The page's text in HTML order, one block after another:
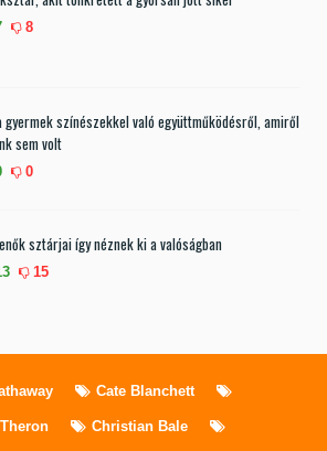
8
gyermek színészekkel való együttműködésről, amiről
sem volt
0
sztárjai így néznek ki a valóságban
15
Cate Blanchett
Christian Bale